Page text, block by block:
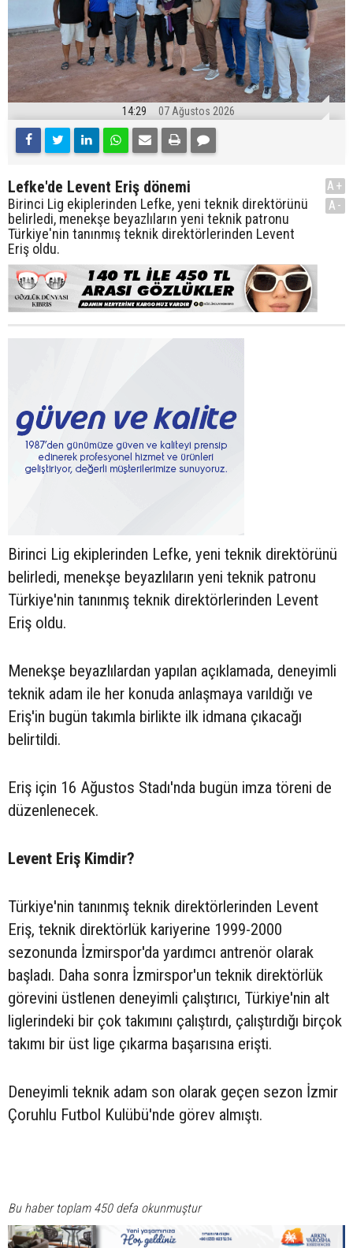
14:29 07 Ağustos 2026
Lefke'de Levent Eriş dönemi
Birinci Lig ekiplerinden Lefke, yeni teknik direktörünü
belirledi, menekşe beyazlıların yeni teknik patronu
Türkiye'nin tanınmış teknik direktörlerinden Levent
Eriş oldu.
A+
A-
Birinci Lig ekiplerinden Lefke, yeni teknik direktörünü
belirledi, menekşe beyazlıların yeni teknik patronu
Türkiye'nin tanınmış teknik direktörlerinden Levent
Eriş oldu.
Menekşe beyazlılardan yapılan açıklamada, deneyimli
teknik adam ile her konuda anlaşmaya varıldığı ve
Eriş'in bugün takımla birlikte ilk idmana çıkacağı
belirtildi.
Eriş için 16 Ağustos Stadı'nda bugün imza töreni de
düzenlenecek.
Levent Eriş Kimdir?
Türkiye'nin tanınmış teknik direktörlerinden Levent
Eriş, teknik direktörlük kariyerine 1999-2000
sezonunda İzmirspor'da yardımcı antrenör olarak
başladı. Daha sonra İzmirspor'un teknik direktörlük
görevini üstlenen deneyimli çalıştırıcı, Türkiye'nin alt
liglerindeki bir çok takımını çalıştırdı, çalıştırdığı birçok
takımı bir üst lige çıkarma başarısına erişti.
Deneyimli teknik adam son olarak geçen sezon İzmir
Çoruhlu Futbol Kulübü'nde görev almıştı.
Bu haber toplam 450 defa okunmuştur